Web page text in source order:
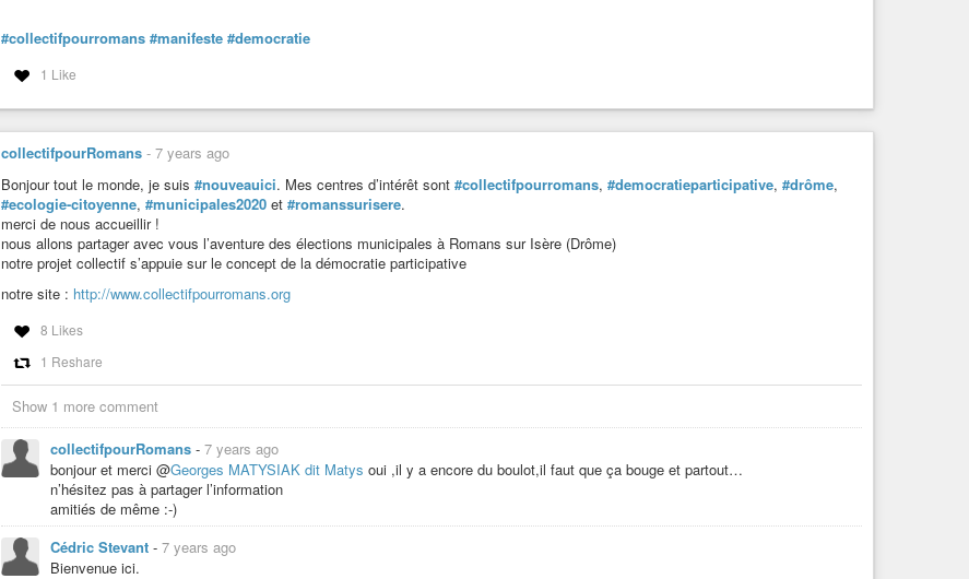
#collectifpourromans #manifeste #democratie
1 Like
collectifpourRomans - 7 years ago
Bonjour tout le monde, je suis #nouveauici. Mes centres d’intérêt sont #collectifpourromans, #democratieparticipative, #drôme,
#ecologie-citoyenne, #municipales2020 et #romanssurisere.
merci de nous accueillir !
nous allons partager avec vous l’aventure des élections municipales à Romans sur Isère (Drôme)
notre projet collectif s’appuie sur le concept de la démocratie participative
notre site : http://www.collectifpourromans.org
8 Likes
1 Reshare
Show 1 more comment
collectifpourRomans - 7 years ago
bonjour et merci @Georges MATYSIAK dit Matys oui ,il y a encore du boulot,il faut que ça bouge et partout…
n’hésitez pas à partager l’information
amitiés de même :-)
Cédric Stevant - 7 years ago
Bienvenue ici.